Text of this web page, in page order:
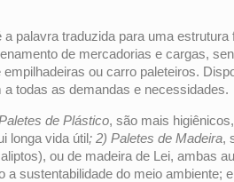
palavra traduzida para uma
de mercadorias e cargas,
ou carro paleteiros.
todas as demandas e necessidades.
de Plástico, são mais
longa vida útil; 2) Paletes de Madeira,
ou de madeira de Lei, ambas
a sustentabilidade do meio ambiente;